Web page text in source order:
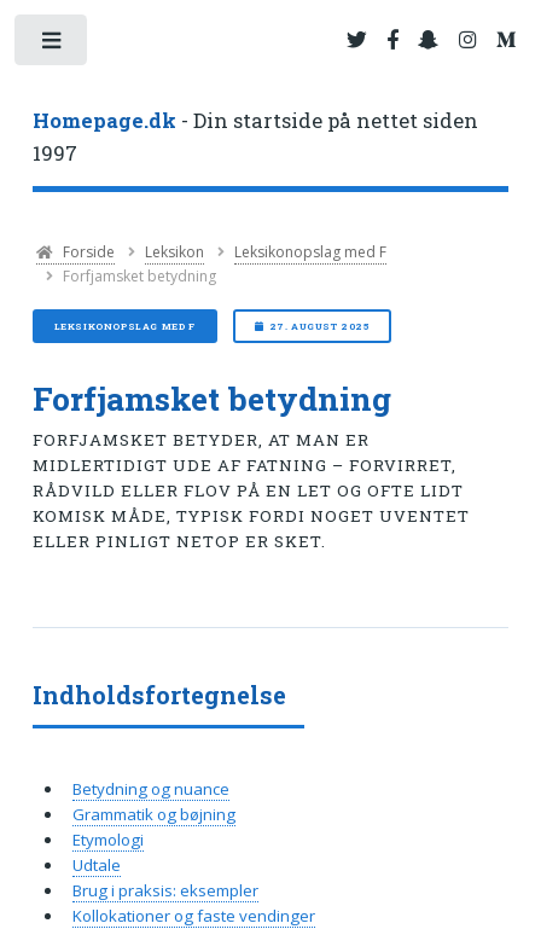
Homepage.dk - Din startside på nettet siden
1997
Forside Leksikon
Leksikonopslag med F
Forfjamsket betydning
LEKSIKONOPSLAG MED F 27. AUGUST 2025
Forfjamsket betydning
FORFJAMSKET BETYDER, AT MAN ER
MIDLERTIDIGT UDE AF FATNING – FORVIRRET,
RÅDVILD ELLER FLOV PÅ EN LET OG OFTE LIDT
KOMISK MÅDE, TYPISK FORDI NOGET UVENTET
ELLER PINLIGT NETOP ER SKET.
Indholdsfortegnelse
Betydning og nuance
Grammatik og bøjning
Etymologi
Udtale
Brug i praksis: eksempler
Kollokationer og faste vendinger